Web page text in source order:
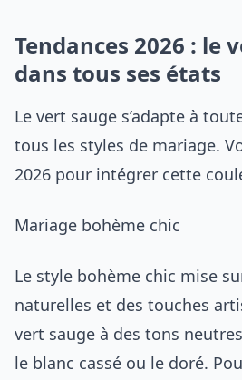
Tendances 2026 : le
dans tous ses états
Le vert sauge s’adapte à
tous les styles de mariage.
2026 pour intégrer cette
Mariage bohème chic
Le style bohème chic mise
naturelles et des touches
vert sauge à des tons
le blanc cassé ou le doré.